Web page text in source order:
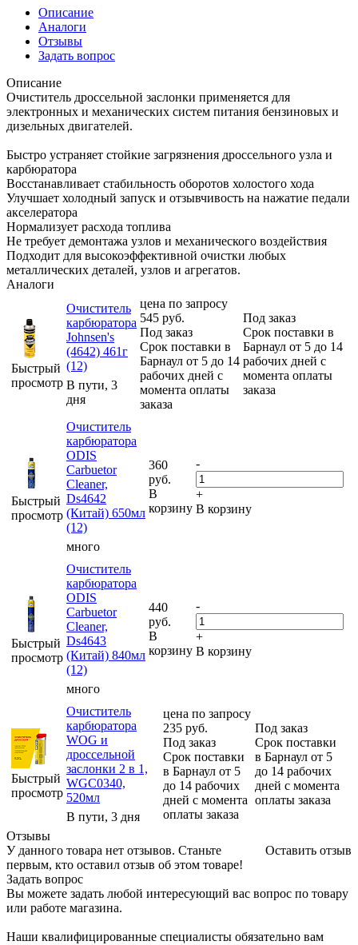
Описание
Аналоги
Отзывы
Задать вопрос
Описание
Очиститель дроссельной заслонки применяется для
электронных и механических систем питания бензиновых и
дизельных двигателей.
Быстро устраняет стойкие загрязнения дроссельного узла и
карбюратора
Восстанавливает стабильность оборотов холостого хода
Улучшает холодный запуск и отзывчивость на нажатие педали
акселератора
Нормализует расхода топлива
Не требует демонтажа узлов и механического воздействия
Подходит для высокоэффективной очистки любых
металлических деталей, узлов и агрегатов.
Аналоги
Быстрый
просмотр
Очиститель
карбюратора
Johnsen's
(4642) 461г
(12)
В пути, 3
дня
цена по запросу
545 руб.
Под заказ
Срок поставки в
Барнаул от 5 до 14
рабочих дней с
момента оплаты
заказа
Под заказ
Срок поставки в
Барнаул от 5 до 14
рабочих дней с
момента оплаты
заказа
Быстрый
просмотр
Очиститель
карбюратора
ODIS
Carbuetor
Cleaner,
Ds4642
(Китай) 650мл
(12)
много
360
руб.
В
корзину
-
+
В корзину
Быстрый
просмотр
Очиститель
карбюратора
ODIS
Carbuetor
Cleaner,
Ds4643
(Китай) 840мл
(12)
много
440
руб.
В
корзину
-
+
В корзину
Быстрый
просмотр
Очиститель
карбюратора
WOG и
дроссельной
заслонки 2 в 1,
WGC0340,
520мл
В пути, 3 дня
цена по запросу
235 руб.
Под заказ
Срок поставки
в Барнаул от 5
до 14 рабочих
дней с момента
оплаты заказа
Под заказ
Срок поставки
в Барнаул от 5
до 14 рабочих
дней с момента
оплаты заказа
Отзывы
Оставить отзыв
У данного товара нет отзывов. Станьте
первым, кто оставил отзыв об этом товаре!
Задать вопрос
Вы можете задать любой интересующий вас вопрос по товару
или работе магазина.
Наши квалифицированные специалисты обязательно вам